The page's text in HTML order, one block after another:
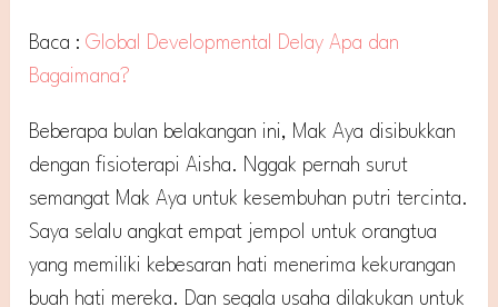
Baca :Global Developmental Delay Apa dan
Bagaimana?
Beberapa bulan belakangan ini, Mak Aya disibukkan
dengan fisioterapi Aisha. Nggak pernah surut
semangat Mak Aya untuk kesembuhan putri tercinta.
Saya selalu angkat empat jempol untuk orangtua
yang memiliki kebesaran hati menerima kekurangan
buah hati mereka. Dan segala usaha dilakukan untuk